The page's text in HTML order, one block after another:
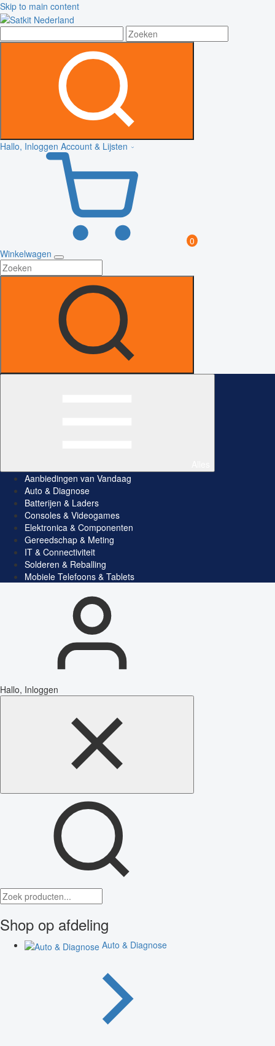
Skip to main content
Hallo, Inloggen Account & Lijsten
0
Winkelwagen
Aanbiedingen van Vandaag
Auto & Diagnose
Batterijen & Laders
Consoles & Videogames
Elektronica & Componenten
Gereedschap & Meting
IT & Connectiviteit
Solderen & Reballing
Mobiele Telefoons & Tablets
Hallo, Inloggen
Shop op afdeling
Auto & Diagnose